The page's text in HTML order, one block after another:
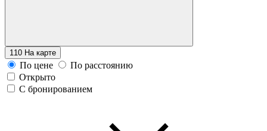
110 На карте
По цене
По расстоянию
Открыто
С бронированием